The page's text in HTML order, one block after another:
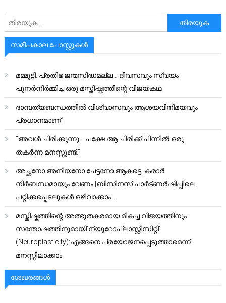
അനേഷിക്കുക
സമീപകാല പോസ്റ്റുകൾ
മമ്മൂട്ടി: പ്രതിഭ ജന്മസിദ്ധമല്ല… ദിവസവും സ്വയം
പുനർനിർമ്മിച്ച ഒരു മസ്തിഷ്കത്തിന്റെ വിജയകഥ
ദാമ്പത്യബന്ധത്തിൽ വിശ്വാസവും ആശയവിനിമയവും
പ്രധാനമാണ്.
“അവൾ ചിരിക്കുന്നു… പക്ഷേ ആ ചിരിക്ക് പിന്നിൽ ഒരു
തകർന്ന മനസ്സുണ്ട്.”
അച്ഛനോ അനിയനോ ചേട്ടനോ ആകട്ടെ, കരാർ
നിർബന്ധമായും വേണം |ബിസിനസ് പാർട്ണർഷിപ്പിലെ
പറ്റിക്കപ്പെടലുകൾ ഒഴിവാക്കാം..
മസ്തിഷ്കത്തിന്റെ അത്ഭുതകരമായ മികച്ച വിജയത്തിനും
സന്തോഷത്തിനുമായി’ന്യൂറോപ്ലാസ്റ്റിസിറ്റി’
(Neuroplasticity):എങ്ങനെ പ്രയോജനപ്പെടുത്താമെന്ന്
മനസ്സിലാക്കാം.
ശേഖരങ്ങൾ